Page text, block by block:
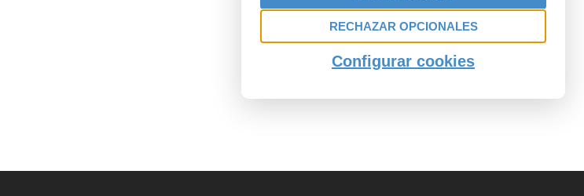
RECHAZAR OPCIONALES
Configurar cookies